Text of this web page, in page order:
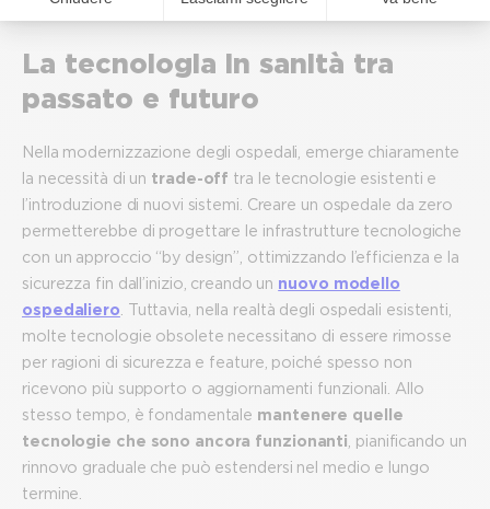
La tecnologia in sanità tra
passato e futuro
Nella modernizzazione degli ospedali, emerge chiaramente
la necessità di un trade-off tra le tecnologie esistenti e
l’introduzione di nuovi sistemi. Creare un ospedale da zero
permetterebbe di progettare le infrastrutture tecnologiche
con un approccio “by design”, ottimizzando l’efficienza e la
sicurezza fin dall’inizio, creando un nuovo modello
ospedaliero . Tuttavia, nella realtà degli ospedali esistenti,
molte tecnologie obsolete necessitano di essere rimosse
per ragioni di sicurezza e feature, poiché spesso non
ricevono più supporto o aggiornamenti funzionali. Allo
stesso tempo, è fondamentale mantenere quelle
tecnologie che sono ancora funzionanti , pianificando un
rinnovo graduale che può estendersi nel medio e lungo
termine.